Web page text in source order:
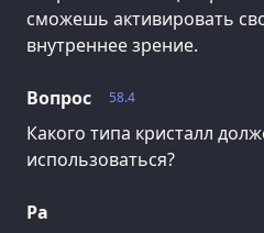
сможешь активировать
внутреннее зрение.
58.4
Вопрос
Какого типа кристалл
использоваться?
Ра